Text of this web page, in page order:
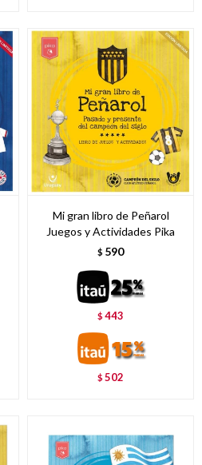
Mi gran libro de Peñarol
Juegos y Actividades Pika
$ 590
$443
$502